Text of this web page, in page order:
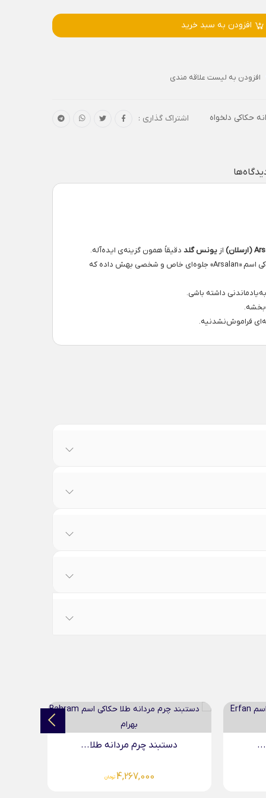
افزودن به سبد خرید
افزودن به لیست علاقه مندی
حکاکی دلخواه اشتراک گذاری :
از یونس گلد دقیقاً همون گزینه‌ی ایده‌آله.
ترکیب شده تا دوام و راحتی استفاده‌اش تضمین بشه. طلای ۱۸ عیار با حکاکی اسم «Arsalan» جلوه‌ای خاص و شخصی بهش داده که
داشته باشی.
فراموش‌نشدنیه.
دستبند چرم مردانه طلا...
4,267,000 تومان